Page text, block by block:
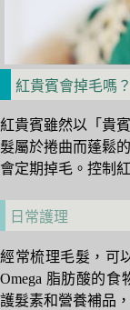
紅貴賓會掉毛嗎
紅貴賓雖然以「貴
髮屬於捲曲而蓬鬆
會定期掉毛。控制
日常護理
經常梳理毛髮，可
Omega 脂肪酸的
護髮素和營養補品